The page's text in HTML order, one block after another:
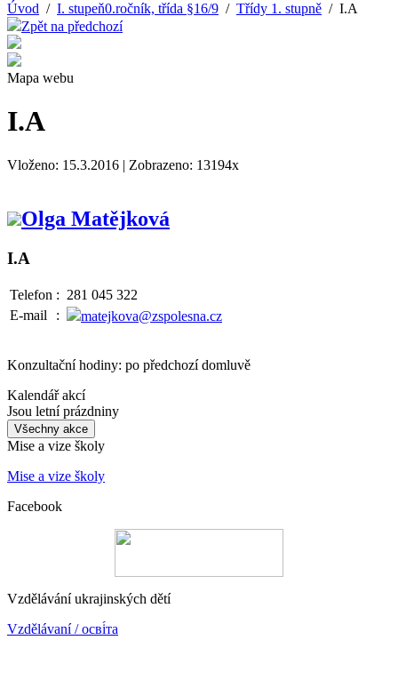
Úvod / I. stupeň0.ročník, třída §16/9 / Třídy 1. stupně / I.A
Zpět na předchozí
Mapa webu
I.A
Vloženo: 15.3.2016 | Zobrazeno: 13194x
Olga Matějková
I.A
Telefon : 281 045 322
E-mail
: matejkova@zspolesna.cz
Konzultační hodiny: po předchozí domluvě
Kalendář akcí
Jsou letní prázdniny
Všechny akce
Mise a vize školy
Mise a vize školy
Facebook
Vzdělávání ukrajinských dětí
Vzdělávaní / осві́та